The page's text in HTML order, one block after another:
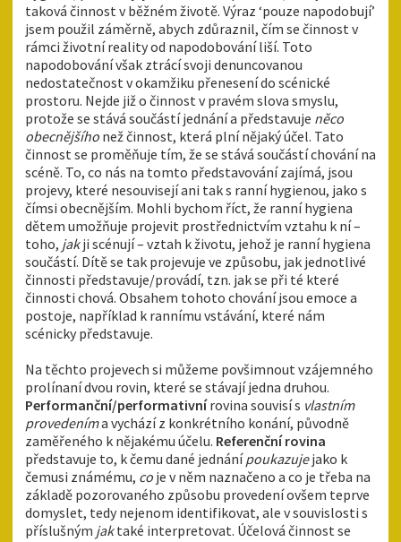
taková činnost v běžném životě. Výraz ‘pouze napodobují’
jsem použil záměrně, abych zdůraznil, čím se činnost v
rámci životní reality od napodobování liší. Toto
napodobování však ztrácí svoji denuncovanou
nedostatečnost v okamžiku přenesení do scénické
prostoru. Nejde již o činnost v pravém slova smyslu,
protože se stává součástí jednání a představuje něco
obecnějšího než činnost, která plní nějaký účel. Tato
činnost se proměňuje tím, že se stává součástí chování na
scéně. To, co nás na tomto představování zajímá, jsou
projevy, které nesouvisejí ani tak s ranní hygienou, jako s
čímsi obecnějším. Mohli bychom říct, že ranní hygiena
dětem umožňuje projevit prostřednictvím vztahu k ní –
toho, jakji scénují – vztah k životu, jehož je ranní hygiena
součástí. Dítě se tak projevuje ve způsobu, jak jednotlivé
činnosti představuje/provádí, tzn. jak se při té které
činnosti chová. Obsahem tohoto chování jsou emoce a
postoje, například k rannímu vstávání, které nám
scénicky představuje.
Na těchto projevech si můžeme povšimnout vzájemného
prolínaní dvou rovin, které se stávají jedna druhou.
Performanční/performativnírovina souvisí s vlastním
provedeníma vychází z konkrétního konání, původně
zaměřeného k nějakému účelu. Referenční rovina
představuje to, k čemu dané jednánípoukazujejako k
čemusi známému, co je v něm naznačeno a co je třeba na
základě pozorovaného způsobu provedení ovšem teprve
domyslet, tedy nejenom identifikovat, ale v souvislosti s
příslušným jaktaké interpretovat. Účelová činnost se